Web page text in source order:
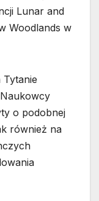
Lunar and
Woodlands w
o podobnej
również na